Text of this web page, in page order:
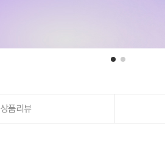
상품리뷰